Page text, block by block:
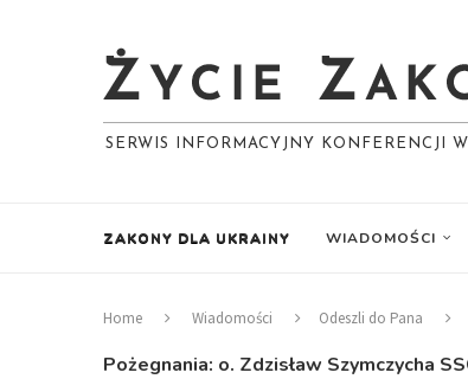
SERWIS INFORMACYJNY KONFERENCJI
ZAKONY DLA UKRAINY WIADOMOŚCI
Home Wiadomości Odeszli do Pana
Pożegnania: o. Zdzisław Szymczycha